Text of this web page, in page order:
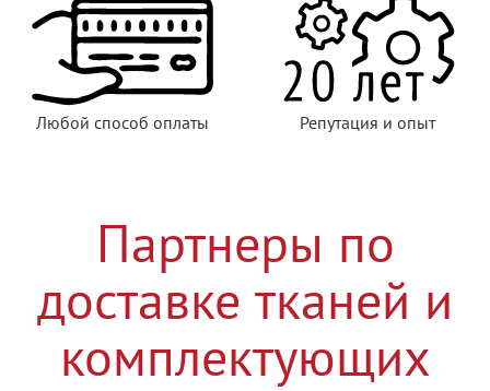
Любой способ оплаты Репутация и опыт
Партнеры по
доставке тканей и
комплектующих